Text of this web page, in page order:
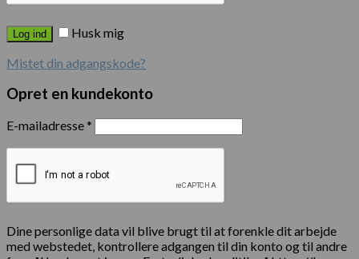
Log ind
Husk mig
Mistet din adgangskode?
Opret en kundekonto
E-mailadresse*
Dine personlige data vil blive brugt til at forenkle dit arbejde
med webstedet, kontrollere adgangen til din konto og til andre